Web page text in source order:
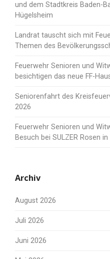
und dem Stadtkreis Baden-
Hügelsheim
Landrat tauscht sich mit
Themen des
Feuerwehr Senioren und
besichtigen das neue FF-
Seniorenfahrt des
2026
Feuerwehr Senioren und
Besuch bei SULZER Rosen
Archiv
August 2026
Juli 2026
Juni 2026